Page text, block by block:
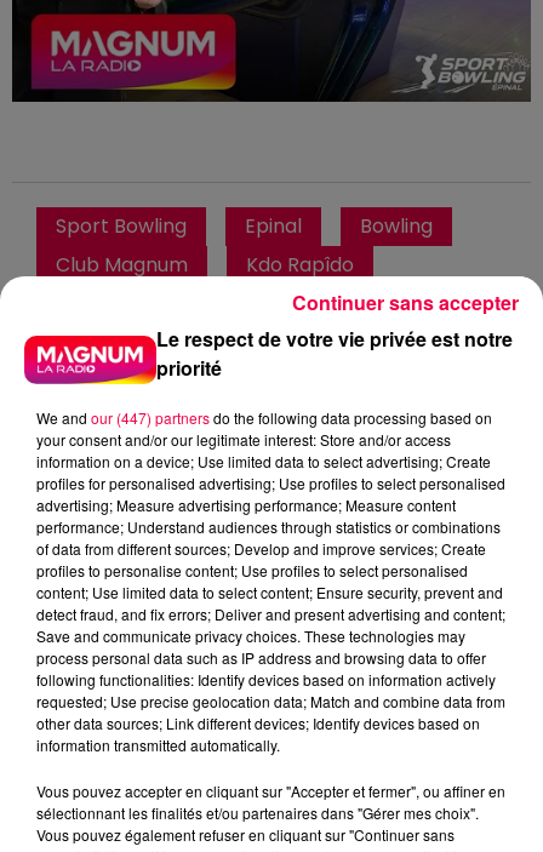
Sport Bowling Epinal
Bowling
Club Magnum
Kdo Rapîdo
Magnum
Radio
Vosges
Meurthe et Moselle
Alsace
Meuse Grand Est
Fred
JULIE DE CHARMES REMPORTE SES PARTIES DE
BOWLING CHEZ SPORT BOWLING A EPINAL
0:00 1 min 15 sec
11 juin 2026 - 1 min 15 sec
LE KDO RAPIDO 11/06/2026
JULIE DE CHARMES REMPORTE SES PARTIES DE
Le respect de votre vie privée est notre
priorité
We and our (447) partnersdo the following data processing based on
your consent and/or our legitimate interest: Store and/or access
information on a device; Use limited data to select advertising; Create
profiles for personalised advertising; Use profiles to select personalised
advertising; Measure advertising performance; Measure content
performance; Understand audiences through statistics or combinations
of data from different sources; Develop and improve services; Create
profiles to personalise content; Use profiles to select personalised
content; Use limited data to select content; Ensure security, prevent and
detect fraud, and fix errors; Deliver and present advertising and content;
Save and communicate privacy choices. These technologies may
process personal data such as IP address and browsing data to offer
following functionalities: Identify devices based on information actively
requested; Use precise geolocation data; Match and combine data from
other data sources; Link different devices; Identify devices based on
information transmitted automatically.
Vous pouvez accepter en cliquant sur "Accepter et fermer", ou affiner en
sélectionnant les finalités et/ou partenaires dans "Gérer mes choix".
Vous pouvez également refuser en cliquant sur "Continuer sans
Continuer sans accepter